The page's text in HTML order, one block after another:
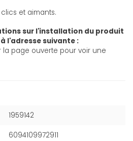
et aimants.
sur l'installation du produit
l'adresse suivante :
la page ouverte pour voir une
1959142
6094109972911